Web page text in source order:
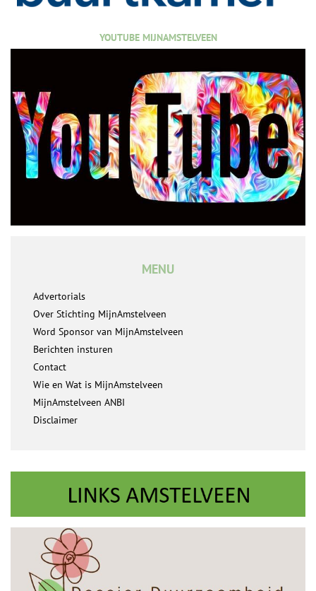
YOUTUBE MIJNAMSTELVEEN
MENU
Advertorials
Over Stichting MijnAmstelveen
Word Sponsor van MijnAmstelveen
Berichten insturen
Contact
Wie en Wat is MijnAmstelveen
MijnAmstelveen ANBI
Disclaimer